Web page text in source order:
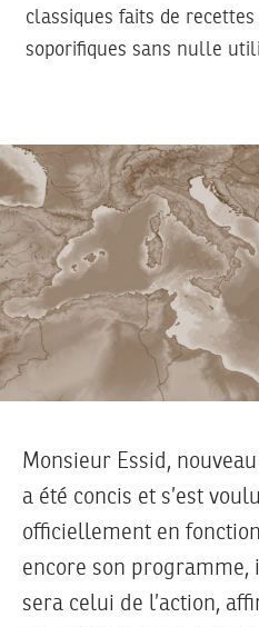
classiques faits de
soporifiques sans nulle
Monsieur Essid,
a été concis et s’est
officiellement en
encore son programme,
sera celui de l’action,